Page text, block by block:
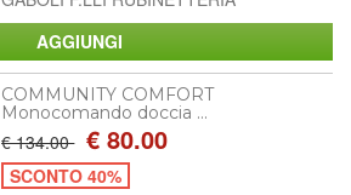
COMMUNITY COMFORT
Monocomando doccia ...
€ 134.00 € 80.00
SCONTO 40%